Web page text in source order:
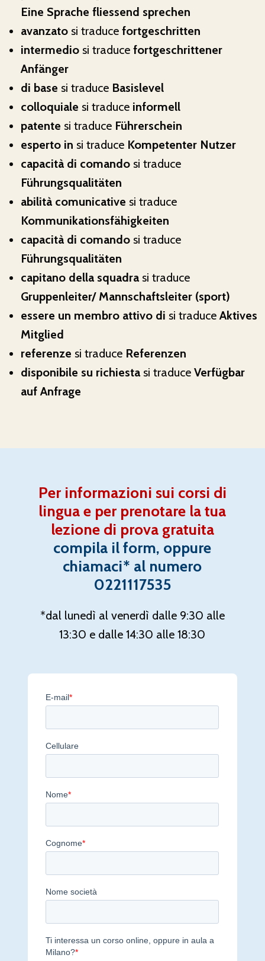
Eine Sprache fliessend sprechen
avanzato si traduce fortgeschritten
intermedio si traduce fortgeschrittener
Anfänger
di base si traduce Basislevel
colloquiale si traduce informell
patente si traduce Führerschein
esperto in si traduce Kompetenter Nutzer
capacità di comando si traduce
Führungsqualitäten
abilità comunicative si traduce
Kommunikationsfähigkeiten
capacità di comando si traduce
Führungsqualitäten
capitano della squadra si traduce
Gruppenleiter/ Mannschaftsleiter (sport)
essere un membro attivo di si traduce Aktives
Mitglied
referenze si traduce Referenzen
disponibile su richiesta si traduce Verfügbar
auf Anfrage
Per informazioni sui corsi di
lingua e per prenotare la tua
lezione di prova gratuita
compila il form, oppure
chiamaci* al numero
0221117535
*dal lunedì al venerdì dalle 9:30 alle
13:30 e dalle 14:30 alle 18:30